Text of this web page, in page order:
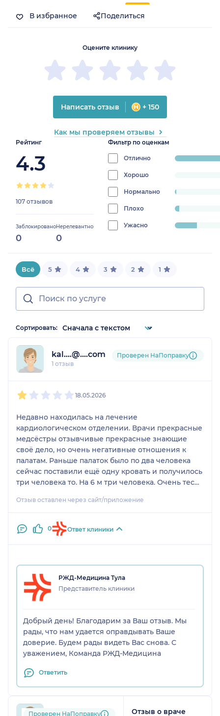
В избранное Поделиться
Рейтинг
4.3
107 отзывов
Заблокировано
0
Нерелевантно
0
Фильтр по оценкам
Отличноprogress:
Хорошо
0%
Нормально
0.9345794392523363%
Плохо
2.803738317757009%
Ужасно
progress:
14.953271028037381%
Оцените клинику
Написать отзыв + 150
Как мы проверяем отзывы
Всё 5 4 3 2 1
Сортировать:
kal....@....com
1 отзыв
Проверен НаПоправку
18.05.2026
Недавно находилась на лечение
кардиологическом отделении. Врачи прекрасные
медсёстры отзывчивые прекрасные знающие
своё дело, но очень негативные отношения к
палатам. Раньше палаток было по два человека
сейчас поставили ещё одну кровать и получилось
три человека то. На 6 м три человека. Очень тесно
нормально посидеть за столом покушать так как в
в "по головам" Куда смотрит Роспотребнадзор. В
камерах наверное места больше сейчас.
Отзыв оставлен через сайт/приложение
0 Ответ клиники
РЖД-Медицина Тула
Представитель клиники
Добрый день! Благодарим за Ваш отзыв. Мы
рады, что нам удается оправдывать Ваше
доверие. Будем рады видеть Вас снова. С
уважением, Команда РЖД-Медицина
Ответить
upp....@....ru
Проверен НаПоправку Отзыв о враче